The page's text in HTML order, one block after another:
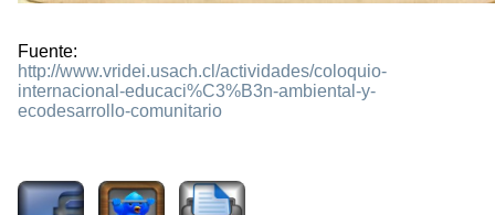
Fuente:
http://www.vridei.usach.cl/actividades/coloquio-
internacional-educaci%C3%B3n-ambiental-y-
ecodesarrollo-comunitario